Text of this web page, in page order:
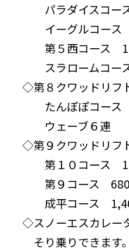
パラダイスコー
イーグルコース
第５西コース
スラロームコー
◇第８クワッドリフ
たんぽぽコース
ウェーブ６連
◇第９クワッドリフ
第１０コース
第９コース 680
成平コース
◇スノーエスカレー
そり乗りできます。